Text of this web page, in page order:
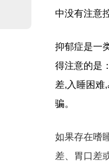
中没有注意
抑郁症是一
得注意的是
差,入睡困难,
骗。
如果存在嗜
差、胃口差